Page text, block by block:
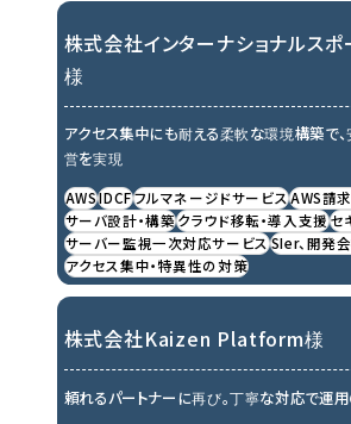
株式会社インターナショナルスポ
様
アクセス集中にも耐える柔軟な環境構築で
営を実現
AWSIDCFフルマネージドサービスAWS請
サーバ設計・構築クラウド移転・導入支援セ
サーバー監視一次対応サービスSIer、開発
アクセス集中・特異性の対策
株式会社Kaizen Platform様
頼れるパートナーに再び。丁寧な対応で運